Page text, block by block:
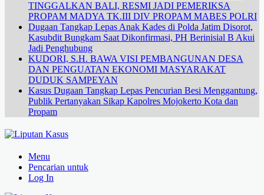
TINGGALKAN BALI, RESMI JADI PEMERIKSA
PROPAM MADYA TK.III DIV PROPAM MABES POLRI
Dugaan Tangkap Lepas Anak Kades di Polda Jatim Disorot,
Kasubdit Bungkam Saat Dikonfirmasi, PH Berinisial B Akui
Jadi Penghubung
KUDORI, S.H. BAWA VISI PEMBANGUNAN DESA
DAN PENGUATAN EKONOMI MASYARAKAT
DUDUK SAMPEYAN
Kasus Dugaan Tangkap Lepas Pencurian Besi Menggantung,
Publik Pertanyakan Sikap Kapolres Mojokerto Kota dan
Propam
Menu
Pencarian untuk
Log In